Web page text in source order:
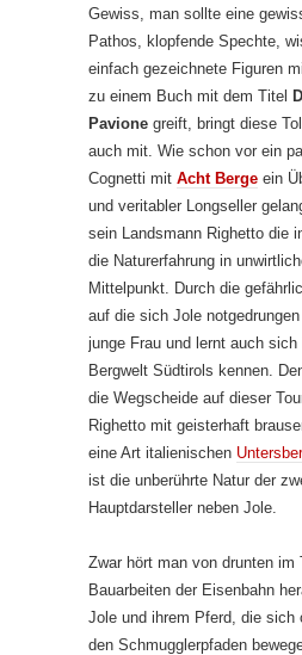
Gewiss, man sollte eine
Pathos, klopfende Spechte,
einfach gezeichnete Figuren
zu einem Buch mit dem Titel
Pavione greift, bringt diese
auch mit. Wie schon vor ein
Cognetti mit Acht Berge ein
und veritabler Longseller
sein Landsmann Righetto die
die Naturerfahrung in
Mittelpunkt. Durch die
auf die sich Jole
junge Frau und lernt auch
Bergwelt Südtirols kennen.
die Wegscheide auf dieser
Righetto mit geisterhaft
eine Art italienischen
ist die unberührte Natur der
Hauptdarsteller neben Jole.
Zwar hört man von drunten im
Bauarbeiten der Eisenbahn
Jole und ihrem Pferd, die sich
den Schmugglerpfaden